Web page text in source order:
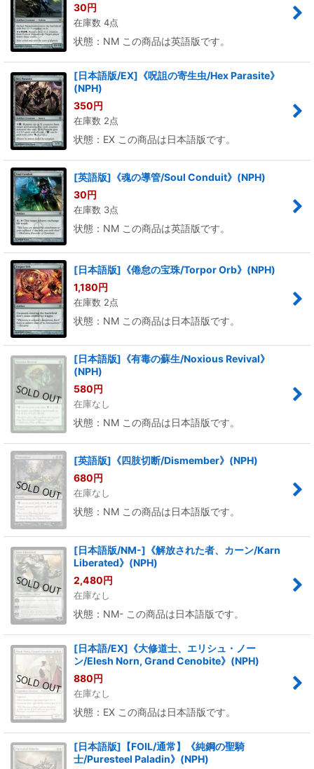
30円
在庫数 4点
状態：NM この商品は英語版です。
[日本語版/EX]《呪詛の寄生虫/Hex Parasite》
(NPH)
350円
在庫数 2点
状態：EX この商品は日本語版です。
[英語版]《魂の導管/Soul Conduit》(NPH)
30円
在庫数 3点
状態：NM この商品は英語版です。
[日本語版]《倦怠の宝珠/Torpor Orb》(NPH)
1,180円
在庫数 2点
状態：NM この商品は日本語版です。
[日本語版]《有毒の蘇生/Noxious Revival》
(NPH)
580円
在庫なし
状態：NM この商品は日本語版です。
[英語版]《四肢切断/Dismember》(NPH)
680円
在庫なし
状態：NM この商品は日本語版です。
[日本語版/NM-]《解放された者、カーン/Karn
Liberated》(NPH)
2,480円
在庫なし
状態：NM- この商品は日本語版です。
[日本語/EX]《大修道士、エリシュ・ノー
ン/Elesh Norn, Grand Cenobite》(NPH)
880円
在庫なし
状態：EX この商品は日本語版です。
[日本語版]【FOIL/通常】《純鋼の聖騎
士/Puresteel Paladin》(NPH)